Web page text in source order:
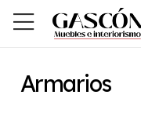
Armarios